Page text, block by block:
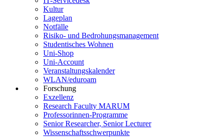
Kultur
Lageplan
Notfälle
Risiko- und Bedrohungsmanagement
Studentisches Wohnen
Uni-Shop
Uni-Account
Veranstaltungskalender
WLAN/eduroam
Forschung
Exzellenz
Research Faculty MARUM
Professorinnen-Programme
Senior Researcher, Senior Lecturer
Wissenschaftsschwerpunkte